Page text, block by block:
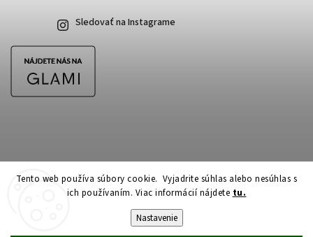
Tento web používa súbory cookie. Vyjadrite súhlas alebo nesúhlas s
ich používaním. Viac informácií nájdete tu.
Nastavenie
Sledovať na Instagrame
Copyright 2026CubeSkateshop.sk. Všetky práva vyhradené.
Upraviť nastavenie cookies
Shoptet| Design